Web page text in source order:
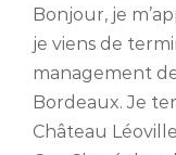
Bonjour, je
je viens de
management
Bordeaux. Je
Château